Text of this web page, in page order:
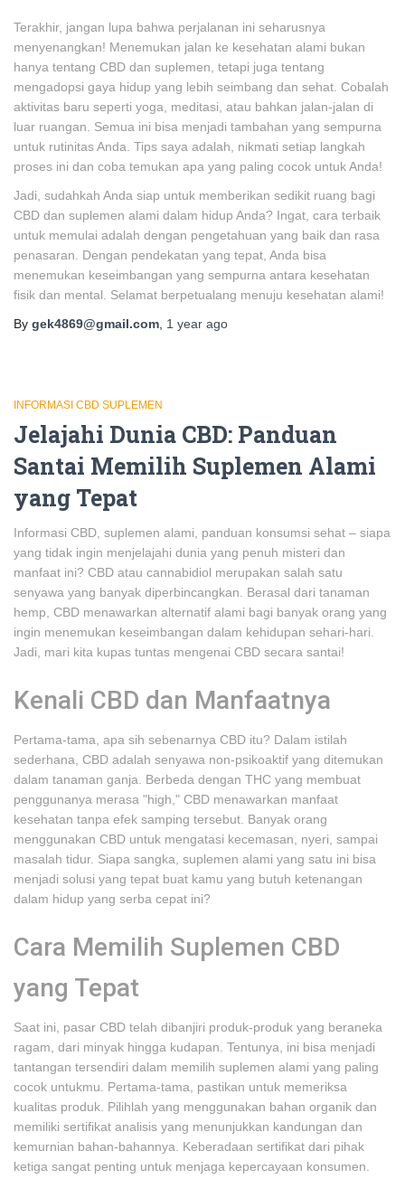
Terakhir, jangan lupa bahwa perjalanan ini seharusnya
menyenangkan! Menemukan jalan ke kesehatan alami bukan
hanya tentang CBD dan suplemen, tetapi juga tentang
mengadopsi gaya hidup yang lebih seimbang dan sehat. Cobalah
aktivitas baru seperti yoga, meditasi, atau bahkan jalan-jalan di
luar ruangan. Semua ini bisa menjadi tambahan yang sempurna
untuk rutinitas Anda. Tips saya adalah, nikmati setiap langkah
proses ini dan coba temukan apa yang paling cocok untuk Anda!
Jadi, sudahkah Anda siap untuk memberikan sedikit ruang bagi
CBD dan suplemen alami dalam hidup Anda? Ingat, cara terbaik
untuk memulai adalah dengan pengetahuan yang baik dan rasa
penasaran. Dengan pendekatan yang tepat, Anda bisa
menemukan keseimbangan yang sempurna antara kesehatan
fisik dan mental. Selamat berpetualang menuju kesehatan alami!
By gek4869@gmail.com 1 year ago
INFORMASI CBD SUPLEMEN
Jelajahi Dunia CBD: Panduan
Santai Memilih Suplemen Alami
yang Tepat
Informasi CBD, suplemen alami, panduan konsumsi sehat – siapa
yang tidak ingin menjelajahi dunia yang penuh misteri dan
manfaat ini? CBD atau cannabidiol merupakan salah satu
senyawa yang banyak diperbincangkan. Berasal dari tanaman
hemp, CBD menawarkan alternatif alami bagi banyak orang yang
ingin menemukan keseimbangan dalam kehidupan sehari-hari.
Jadi, mari kita kupas tuntas mengenai CBD secara santai!
Kenali CBD dan Manfaatnya
Pertama-tama, apa sih sebenarnya CBD itu? Dalam istilah
sederhana, CBD adalah senyawa non-psikoaktif yang ditemukan
dalam tanaman ganja. Berbeda dengan THC yang membuat
penggunanya merasa "high," CBD menawarkan manfaat
kesehatan tanpa efek samping tersebut. Banyak orang
menggunakan CBD untuk mengatasi kecemasan, nyeri, sampai
masalah tidur. Siapa sangka, suplemen alami yang satu ini bisa
menjadi solusi yang tepat buat kamu yang butuh ketenangan
dalam hidup yang serba cepat ini?
Cara Memilih Suplemen CBD
yang Tepat
Saat ini, pasar CBD telah dibanjiri produk-produk yang beraneka
ragam, dari minyak hingga kudapan. Tentunya, ini bisa menjadi
tantangan tersendiri dalam memilih suplemen alami yang paling
cocok untukmu. Pertama-tama, pastikan untuk memeriksa
kualitas produk. Pilihlah yang menggunakan bahan organik dan
memiliki sertifikat analisis yang menunjukkan kandungan dan
kemurnian bahan-bahannya. Keberadaan sertifikat dari pihak
ketiga sangat penting untuk menjaga kepercayaan konsumen.